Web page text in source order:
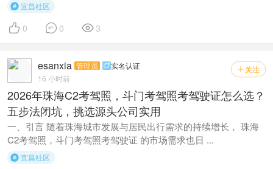
宜昌社区
 0  0 3
 关注
esanxia 管理员 实名认证
16 小时前
2026年珠海C2考驾照，斗门考驾照考驾驶证怎么选？
五步法闭坑，挑选源头公司实用
一、引言 随着珠海城市发展与居民出行需求的持续增长， 珠海
C2考驾照，斗门考驾照考驾驶证 的市场需求也日 ...
宜昌社区